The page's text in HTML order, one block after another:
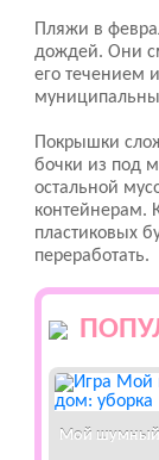
Пляжи в
дождей. Они
его течением
Покрышки
бочки из под
остальной
контейнерам.
пластиковых
переработать.
Мой шумный